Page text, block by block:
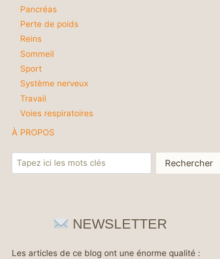
Pancréas
Perte de poids
Reins
Sommeil
Sport
Système nerveux
Travail
Voies respiratoires
À PROPOS
Rechercher Rechercher
NEWSLETTER
Les articles de ce blog ont une énorme qualité :